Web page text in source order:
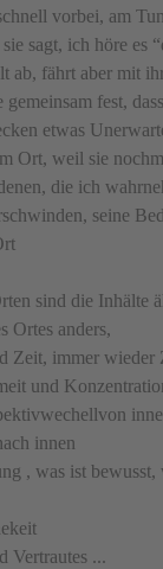
vorbei, am
sagt, ich höre es
ab, fährt aber mit
gemeinsam fest,
etwas
Ort, weil sie
die ich
seine
sind die Inhälte
Ortes anders,
Zeit, immer wieder
und
innen
, was ist bewusst,
Vertrautes ...